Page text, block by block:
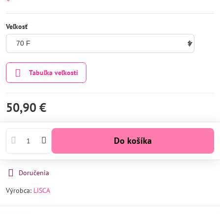
Veľkosť
Tabuľka veľkostí
50,90 €
Do košíka
Doručenia
Výrobca: LISCA